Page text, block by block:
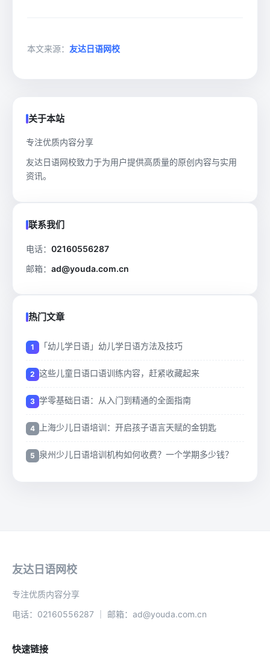
本文来源： 友达日语网校
关于本站
专注优质内容分享
友达日语网校致力于为用户提供高质量的原创内容与实用
资讯。
联系我们
电话： 02160556287
邮箱： ad@youda.com.cn
热门文章
「幼儿学日语」幼儿学日语方法及技巧
这些儿童日语口语训练内容，赶紧收藏起来
学零基础日语：从入门到精通的全面指南
上海少儿日语培训：开启孩子语言天赋的金钥匙
泉州少儿日语培训机构如何收费？一个学期多少钱？
友达日语网校
专注优质内容分享
电话：02160556287 ｜ 邮箱：ad@youda.com.cn
快速链接